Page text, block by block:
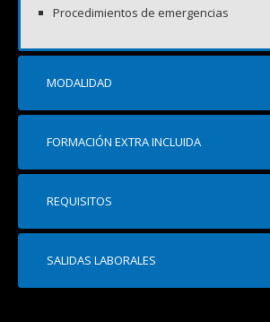
Procedimientos de emergencias
MODALIDAD
FORMACIÓN EXTRA INCLUIDA
REQUISITOS
SALIDAS LABORALES